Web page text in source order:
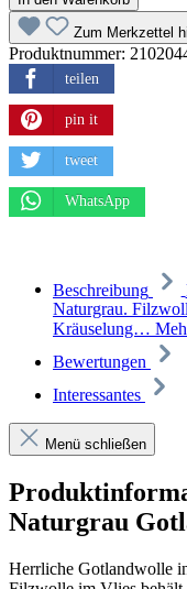
Zum Merkzettel
Produktnummer:
teilen
pin it
tweet
WhatsApp
Beschreibung
Naturgrau.
Kräuselung…
Bewertungen
Interessantes
Menü schließen
Naturgrau
Herrliche Gotlandwolle